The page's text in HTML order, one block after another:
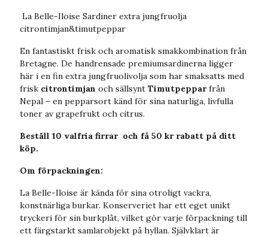
La Belle-Iloise Sardiner extra jungfruolja
citrontimjan&timutpeppar
En fantastiskt frisk och aromatisk smakkombination från
Bretagne. De handrensade premiumsardinerna ligger
här i en fin extra jungfruolivolja som har smaksatts med
frisk citrontimjan och sällsynt Timutpepparfrån
Nepal – en pepparsort känd för sina naturliga, livfulla
toner av grapefrukt och citrus.
Beställ 10 valfria firrar och få 50 kr rabatt på ditt
köp.
Om förpackningen:
La Belle-Iloise är kända för sina otroligt vackra,
konstnärliga burkar. Konserveriet har ett eget unikt
tryckeri för sin burkplåt, vilket gör varje förpackning till
ett färgstarkt samlarobjekt på hyllan. Självklart är